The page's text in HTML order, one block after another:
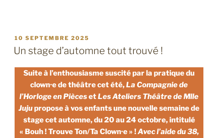
PUBLIÉ
LE
10 SEPTEMBRE 2025
Un stage d’automne tout trouvé !
Suite à l’enthousiasme suscité par la pratique du
clown·e de théâtre cet été,La Compagnie de
l’Horloge en PiècesetLes Ateliers Théâtre de Mlle
Jujupropose à vos enfants une nouvelle semaine de
stage cet automne, du 20 au 24 octobre, intitulé
« Bouh ! Trouve Ton/Ta Clown·e » !Avec l’aide du 38,